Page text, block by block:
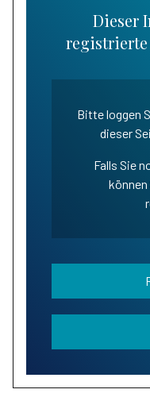
Dieser
Bitte loggen
dieser
Falls Sie